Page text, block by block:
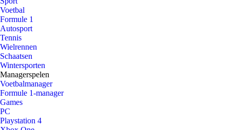
Voetbal
Formule 1
Autosport
Tennis
Wielrennen
Schaatsen
Wintersporten
Managerspelen
Voetbalmanager
Formule 1-manager
Games
PC
Playstation 4